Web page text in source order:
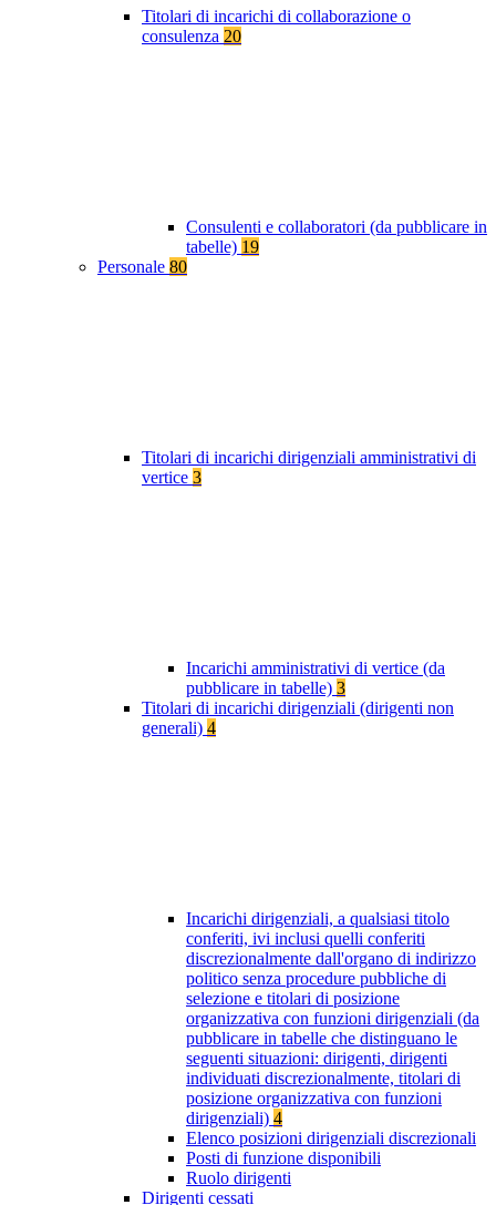
Titolari di incarichi di collaborazione o
consulenza 20
Consulenti e collaboratori (da pubblicare in
tabelle) 19
Personale 80
Titolari di incarichi dirigenziali amministrativi di
vertice 3
Incarichi amministrativi di vertice (da
pubblicare in tabelle) 3
Titolari di incarichi dirigenziali (dirigenti non
generali) 4
Incarichi dirigenziali, a qualsiasi titolo
conferiti, ivi inclusi quelli conferiti
discrezionalmente dall'organo di indirizzo
politico senza procedure pubbliche di
selezione e titolari di posizione
organizzativa con funzioni dirigenziali (da
pubblicare in tabelle che distinguano le
seguenti situazioni: dirigenti, dirigenti
individuati discrezionalmente, titolari di
posizione organizzativa con funzioni
dirigenziali) 4
Elenco posizioni dirigenziali discrezionali
Posti di funzione disponibili
Ruolo dirigenti
Dirigenti cessati